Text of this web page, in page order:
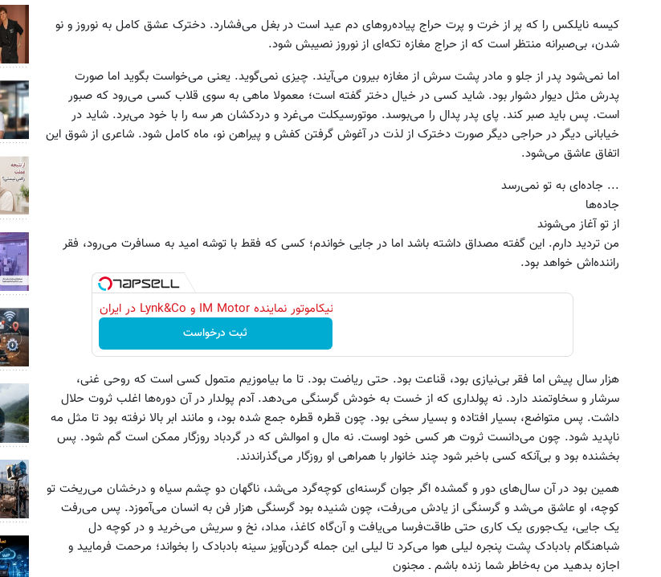
کیسه نایلکس را که پر از خرت و پرت حراج پیاده‌روهای دم عید است در بغل می‌فشارد. دخترک عشق کامل به نوروز و نو
شدن، بی‌صبرانه منتظر است که از حراج مغازه تکه‌ای از نوروز نصیبش شود.
اما نمی‌شود پدر از جلو و مادر پشت سرش از مغازه بیرون می‌آیند. چیزی نمی‌گوید. یعنی می‌خواست بگوید اما صورت
پدرش مثل دیوار دشوار بود. شاید کسی در خیال دختر گفته است؛ معمولا ماهی به سوی قلاب کسی می‌رود که صبور
است. پس باید صبر کند. پای پدر پدال را می‌بوسد. موتورسیکلت می‌غرد و دردکشان هر سه را با خود می‌برد. شاید در
خیابانی دیگر در حراجی دیگر صورت دخترک از لذت در آغوش گرفتن کفش و پیراهن نو، ماه کامل شود. شاعری از شوق این
اتفاق عاشق می‌شود.
... جاده‌ای به تو نمی‌رسد
جاده‌ها
از تو آغاز می‌شوند
من تردید دارم. این گفته مصداق داشته باشد اما در جایی خواندم؛ کسی که فقط با توشه امید به مسافرت می‌رود، فقر
راننده‌اش خواهد بود.
نیکاموتور نماینده IM Motor و Lynk&Co در ایران
ثبت درخواست
هزار سال پیش اما فقر بی‌نیازی بود، قناعت بود. حتی ریاضت بود. تا ما بیاموزیم متمول کسی است که روحی غنی،
سرشار و سخاوتمند دارد. نه پولداری که از خست به خودش گرسنگی می‌دهد. آدم پولدار در آن دوره‌ها اغلب ثروت حلال
داشت. پس متواضع، بسیار افتاده و بسیار سخی بود. چون قطره قطره جمع شده بود، و مانند ابر بالا نرفته بود تا مثل مه
ناپدید شود. چون می‌دانست ثروت هر کسی خود اوست. نه مال و اموالش که در گردباد روزگار ممکن است گم شود. پس
بخشنده بود و بی‌آنکه کسی باخبر شود چند خانوار با همراهی او روزگار می‌گذراندند.
همین بود در آن سال‌های دور و گمشده اگر جوان گرسنه‌ای کوچه‌گرد می‌شد، ناگهان دو چشم سیاه و درخشان می‌ریخت تو
کوچه، او عاشق می‌شد و گرسنگی از یادش می‌رفت، چون شنیده بود گرسنگی هزار فن به انسان می‌آموزد. پس می‌رفت
یک جایی، یک‌جوری یک کاری حتی طاقت‌فرسا می‌یافت و آن‌گاه کاغذ، مداد،‌ نخ و سریش می‌خرید و در کوچه دل
شباهنگام بادبادک پشت پنجره لیلی هوا می‌کرد تا لیلی این جمله گردن‌آویز سینه بادبادک را بخواند؛ مرحمت فرمایید و
اجازه بدهید من به‌خاطر شما زنده باشم ـ مجنون